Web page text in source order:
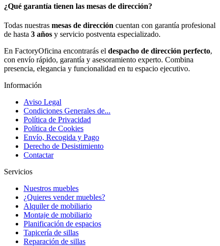
¿Qué garantía tienen las mesas de dirección?
Todas nuestras mesas de dirección cuentan con garantía profesional
de hasta 3 años y servicio postventa especializado.
En FactoryOficina encontrarás el despacho de dirección perfecto,
con envío rápido, garantía y asesoramiento experto. Combina
presencia, elegancia y funcionalidad en tu espacio ejecutivo.
Información
Aviso Legal
Condiciones Generales de...
Política de Privacidad
Política de Cookies
Envío, Recogida y Pago
Derecho de Desistimiento
Contactar
Servicios
Nuestros muebles
¿Quieres vender muebles?
Alquiler de mobiliario
Montaje de mobiliario
Planificación de espacios
Tapicería de sillas
Reparación de sillas